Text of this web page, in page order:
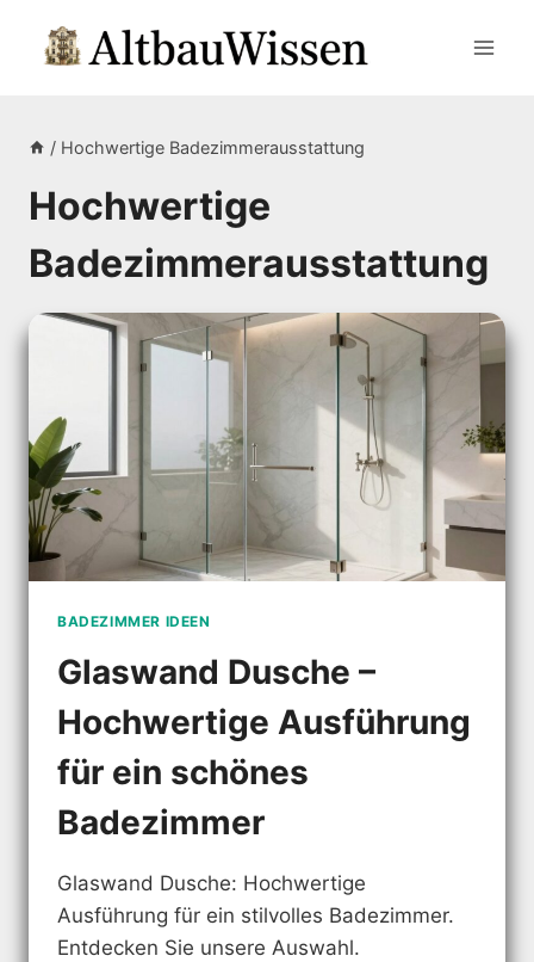
Inhalt
/ Hochwertige Badezimmerausstattung
Hochwertige
Badezimmerausstattung
BADEZIMMER IDEEN
Glaswand Dusche –
Hochwertige Ausführung
für ein schönes
Badezimmer
Glaswand Dusche: Hochwertige
Ausführung für ein stilvolles Badezimmer.
Entdecken Sie unsere Auswahl.